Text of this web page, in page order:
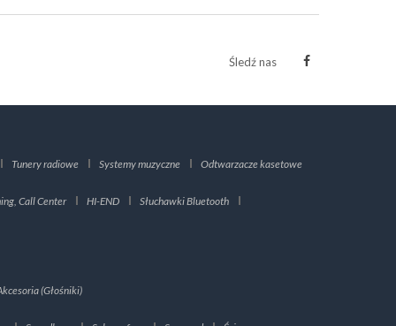
Śledź nas
Tunery radiowe Systemy muzyczne Odtwarzacze kasetowe
Call Center HI-END
Słuchawki Bluetooth
(Głośniki)